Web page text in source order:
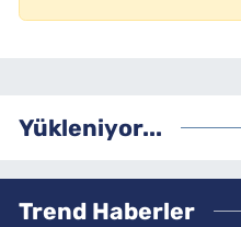
Yükleniyor...
Trend Haberler